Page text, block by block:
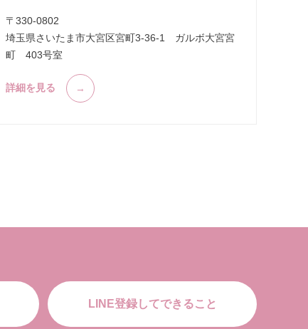
〒330-0802
埼玉県さいたま市大宮区宮町3-36-1 ガルボ大宮宮
町 403号室
詳細を見る
LINE登録してできること